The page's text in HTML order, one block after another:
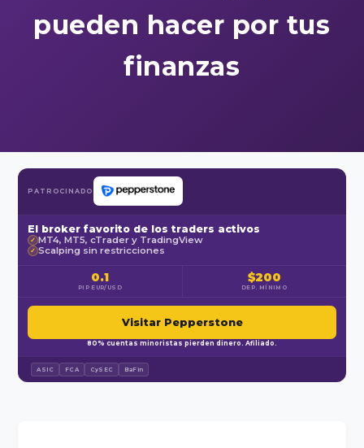
pueden hacer por tus
finanzas
PATROCINADO
El broker favorito de los traders activos
✓ MT4, MT5, cTrader y TradingView
✓ Scalping sin restricciones
0.1
PIP EUR/USD
$200
DEP. MÍNIMO
Visitar Pepperstone
80% cuentas minoristas pierden dinero. Afiliado.
ASIC FCA CySEC BaFin